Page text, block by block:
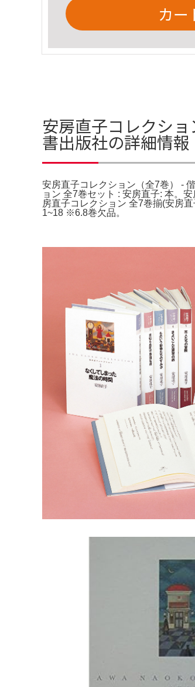
カー
安房直子コレクシ
書出版社の詳細情報
安房直子コレクション（全7巻） -
ョン 全7巻セット : 安房直子: 本。
房直子コレクション 全7巻揃(安房
1~18 ※6.8巻欠品。